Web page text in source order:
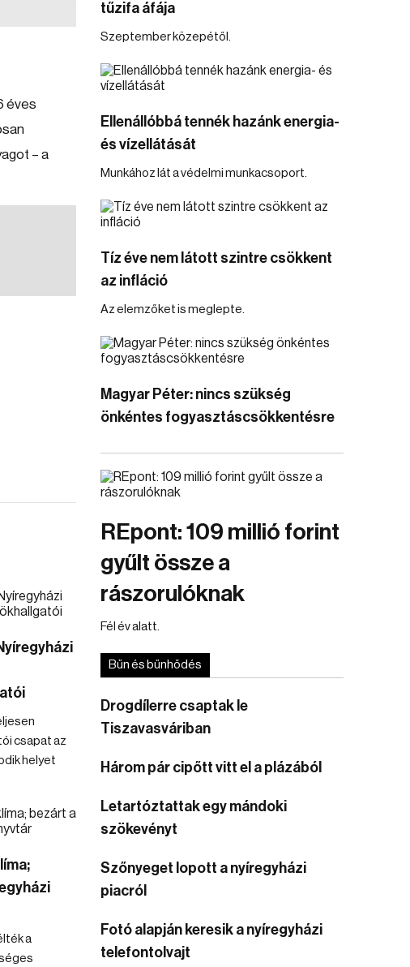
éves
– a
csapat az
helyet
a
tűzifa áfája
Szeptember közepétől.
Ellenállóbbá tennék hazánk energia-
és vízellátását
Munkához lát a védelmi munkacsoport.
Tíz éve nem látott szintre csökkent
az infláció
Az elemzőket is meglepte.
Magyar Péter: nincs szükség
önkéntes fogyasztáscsökkentésre
REpont: 109 millió forint
gyűlt össze a
rászorulóknak
Fél év alatt.
Bűn és bűnhődés
Drogdílerre csaptak le
Tiszavasváriban
Három pár cipőtt vitt el a plázából
Letartóztattak egy mándoki
szökevényt
Szőnyeget lopott a nyíregyházi
piacról
Fotó alapján keresik a nyíregyházi
telefontolvajt